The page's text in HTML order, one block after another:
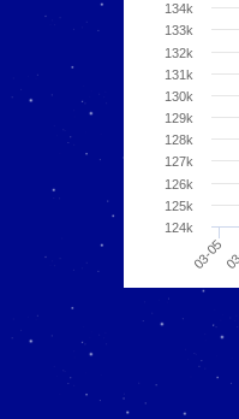
03-05
124k
125k
126k
127k
128k
129k
130k
131k
132k
133k
134k